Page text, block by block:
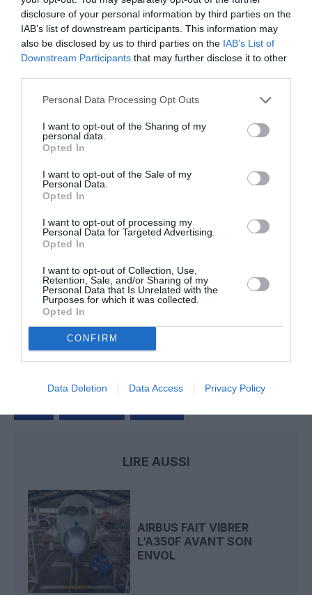
disclosure of your personal information by third parties on the
IAB’s list of downstream participants. This information may
also be disclosed by us to third parties on the IAB’s List of
Downstream Participants that may further disclose it to other
Personal Data Processing Opt Outs
I want to opt-out of the Sharing of my
personal data.
Opted In
I want to opt-out of the Sale of my
Personal Data.
Opted In
I want to opt-out of processing my
Personal Data for Targeted Advertising.
Opted In
I want to opt-out of Collection, Use,
Retention, Sale, and/or Sharing of my
Personal Data that Is Unrelated with the
Purposes for which it was collected.
Opted In
CONFIRM
Data Deletion Data Access Privacy Policy
développement !
DERNIERS COMMENTAIRES
Djma commenté l'article :
de Boeing 777-9 déjà construits
Pointe‑à‑Pitre – Panama City : Air France ouvre un pont
aérien vers l’Amérique latine
LIRE AUSSI
AIRBUS FAIT VIBRER
L’A350F AVANT SON
ENVOL